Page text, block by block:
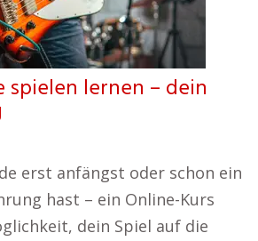
spielen lernen – dein
erst anfängst oder schon ein
hast – ein Online-Kurs
dein Spiel auf die